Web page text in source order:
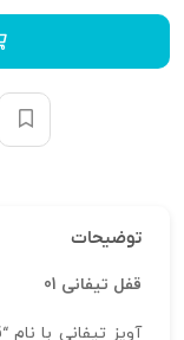
توضیحات
قفل تیفانی 01